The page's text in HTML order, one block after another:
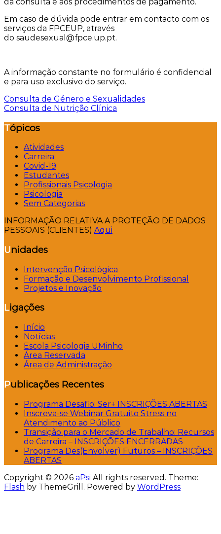
Em caso de dúvida pode entrar em contacto com os
serviços da FPCEUP, através
do saudesexual@fpce.up.pt.
A informação constante no formulário é confidencial
e para uso exclusivo do serviço.
Navegação
de
artigos
Consulta de Género e Sexualidades
Consulta de Nutrição Clínica
Tópicos
Atividades
Carreira
Covid-19
Estudantes
Profissionais Psicologia
Psicologia
Sem Categorias
INFORMAÇÃO RELATIVA A PROTEÇÃO DE DADOS
PESSOAIS (CLIENTES) Aqui
Unidades
Intervenção Psicológica
Formação e Desenvolvimento Profissional
Projetos e Inovação
Ligações
Início
Notícias
Escola Psicologia UMinho
Área Reservada
Área de Administração
Publicações Recentes
Programa Desafio: Ser+ INSCRIÇÕES ABERTAS
Inscreva-se Webinar Gratuito Stress no
Atendimento ao Público
Transição para o Mercado de Trabalho: Recursos
de Carreira – INSCRIÇÕES ENCERRADAS
Programa Des(Envolver) Futuros – INSCRIÇÕES
ABERTAS
Copyright © 2026 aPsi All rights reserved. Theme:
Flash by ThemeGrill. Powered by WordPress